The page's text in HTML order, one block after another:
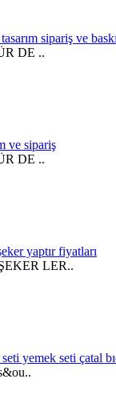
sipariş ve baskı
DE ..
ve sipariş
DE ..
yaptır fiyatları
LER..
yemek seti çatal